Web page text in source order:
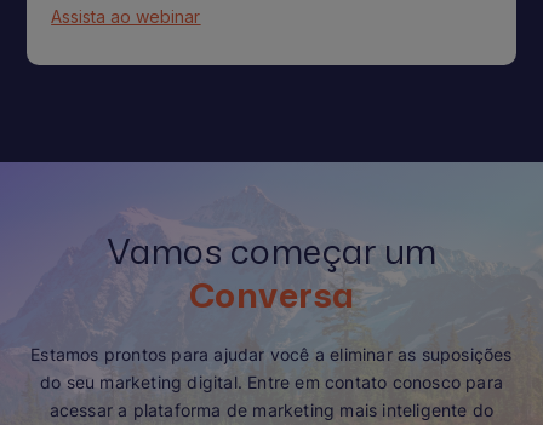
Assista ao webinar
Vamos começar um
Conversa
Estamos prontos para ajudar você a eliminar as suposições
do seu marketing digital. Entre em contato conosco para
acessar a plataforma de marketing mais inteligente do